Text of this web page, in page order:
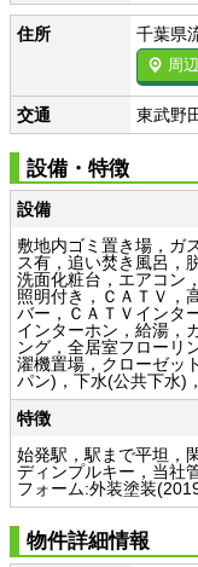
住所 千葉県
周
交通 東武野
設備・特徴
設備
敷地内ゴミ置き場，ガ
ス有，追い焚き風呂，
洗面化粧台，エアコン
照明付き，ＣＡＴＶ，
バー，ＣＡＴＶインタ
インターホン，給湯，
ング，全居室フローリ
濯機置場，クローゼッ
パン)，下水(公共下水)
特徴
始発駅，駅まで平坦，
ディンプルキー，当社
フォーム:外装塗装
物件詳細情報